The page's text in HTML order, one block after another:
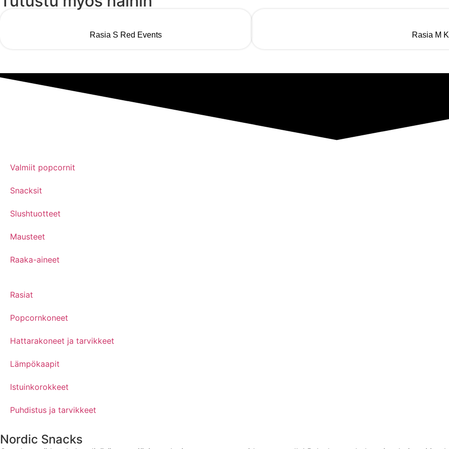
Rasia S Red Events Rasia M
Valmiit popcornit
Snacksit
Slushtuotteet
Mausteet
Raaka-aineet
Rasiat
Popcornkoneet
Hattarakoneet ja tarvikkeet
Lämpökaapit
Istuinkorokkeet
Puhdistus ja tarvikkeet
Nordic Snacks